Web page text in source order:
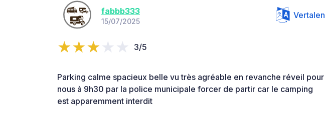
fabbb333
15/07/2025
Vertalen
3/5
Parking calme spacieux belle vu très agréable en revanche réveil pour
nous à 9h30 par la police municipale forcer de partir car le camping
est apparemment interdit